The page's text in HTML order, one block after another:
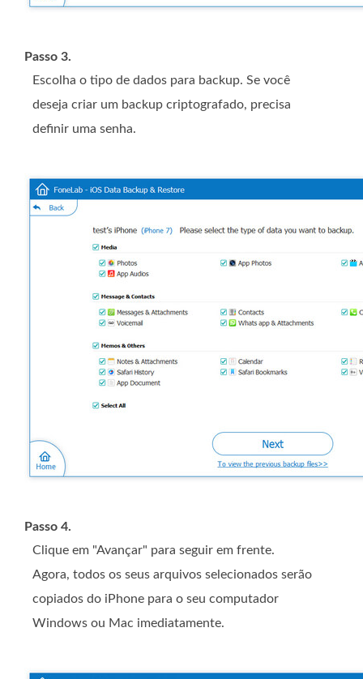
Passo 3.
Escolha o tipo de dados para backup. Se você
deseja criar um backup criptografado, precisa
definir uma senha.
Passo 4.
Clique em "Avançar" para seguir em frente.
Agora, todos os seus arquivos selecionados serão
copiados do iPhone para o seu computador
Windows ou Mac imediatamente.